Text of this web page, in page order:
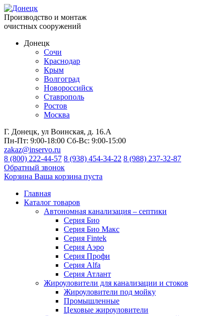
Производство и монтаж
очистных сооружений
Донецк
Сочи
Краснодар
Крым
Волгоград
Новороссийск
Ставрополь
Ростов
Москва
Г. Донецк, ул Воинская, д. 16.А
Пн-Пт: 9:00-18:00 Сб-Вс: 9:00-15:00
zakaz@inservo.ru
8 (800) 222-44-57 8 (938) 454-34-22 8 (988) 237-32-87
Обратный звонок
Корзина Ваша корзина пуста
Главная
Каталог товаров
Автономная канализация – септики
Серия Био
Серия Био Макс
Серия Fintek
Серия Аэро
Серия Профи
Серия Alfa
Серия Атлант
Жироуловители для канализации и стоков
Жироуловители под мойку
Промышленные
Цеховые жироуловители